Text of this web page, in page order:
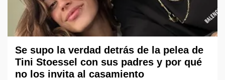
Se supo la verdad detrás de la pelea de
Tini Stoessel con sus padres y por qué
no los invita al casamiento